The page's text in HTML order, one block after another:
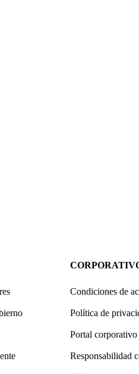
Condiciones de
Política de
Portal corporativo
Responsabilidad